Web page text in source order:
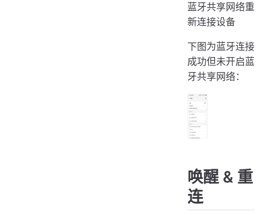
蓝牙共享网络重
新连接设备
下图为蓝牙连接
成功但未开启蓝
牙共享网络：
唤醒 & 重
连